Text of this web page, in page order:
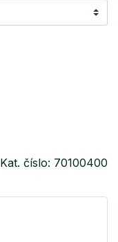
Kat. číslo: 70100400